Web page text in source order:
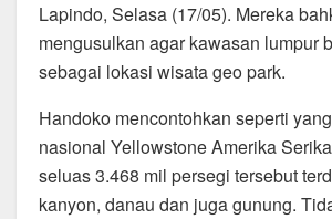
Lapindo, Selasa (17/05). Mereka
mengusulkan agar kawasan lumpur
sebagai lokasi wisata geo park.
Handoko mencontohkan seperti
nasional Yellowstone Amerika
seluas 3.468 mil persegi tersebut
kanyon, danau dan juga gunung.